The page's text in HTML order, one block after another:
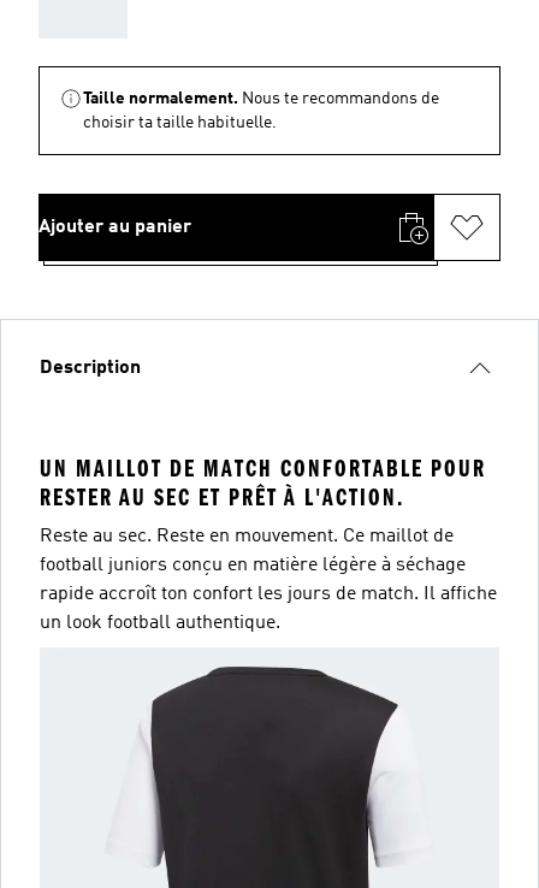
Taille normalement. Nous te recommandons de
choisir ta taille habituelle.
Ajouter au panier
Description
UN MAILLOT DE MATCH CONFORTABLE POUR
RESTER AU SEC ET PRÊT À L'ACTION.
Reste au sec. Reste en mouvement. Ce maillot de
football juniors conçu en matière légère à séchage
rapide accroît ton confort les jours de match. Il affiche
un look football authentique.